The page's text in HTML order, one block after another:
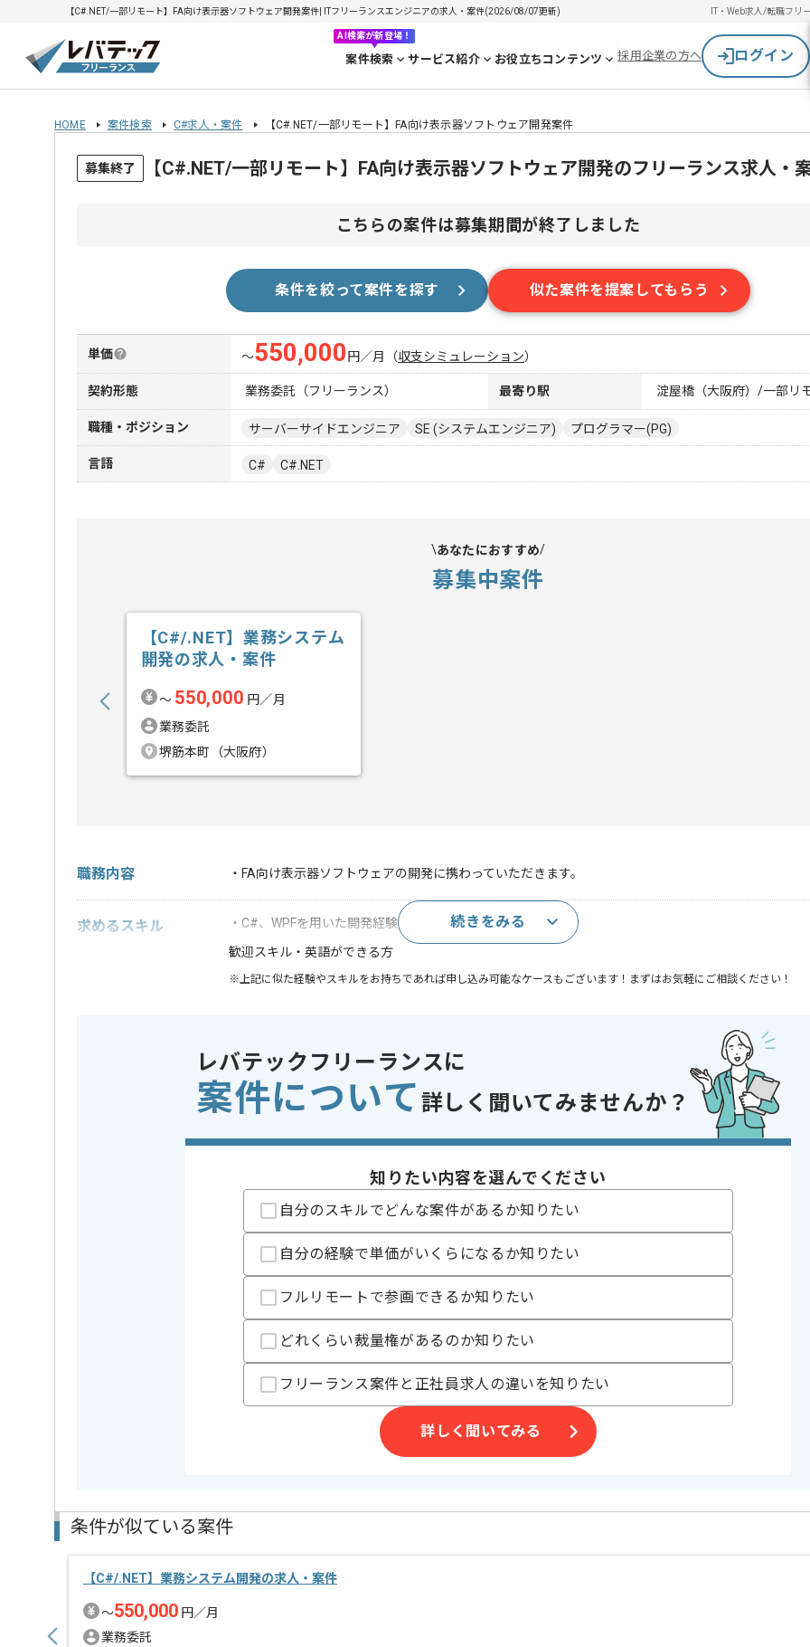
【C#.NET/一部リモート】FA向け表示器ソフトウェア開発案件| ITフリーランスエンジニアの求人・案件(2026/08/07更新) IT・Web求人/転職フリ
AI検索が新登場！
案件検索 サービス紹介 お役立ちコンテンツ 採用企業の方へ ログイン
HOME 案件検索 C#求人・案件 【C#.NET/一部リモート】FA向け表示器ソフトウェア開発案件
募集終了 【C#.NET/一部リモート】FA向け表示器ソフトウェア開発のフリーランス求人・
こちらの案件は募集期間が終了しました
条件を絞って案件を探す 似た案件を提案してもらう
単価 〜550,000 円／月 （収支シミュレーション）
契約形態 業務委託（フリーランス） 最寄り駅 淀屋橋（大阪府）/一部リ
職種・ポジション サーバーサイドエンジニア SE (システムエンジニア) プログラマー(PG)
言語 C# C#.NET
あなたにおすすめ
募集中案件
【C#/.NET】業務システム
開発の求人・案件
〜 550,000 円／月
業務委託
堺筋本町（大阪府）
職務内容 ・FA向け表示器ソフトウェアの開発に携わっていただきます。
求めるスキル
・C#、WPFを用いた開発経験
歓迎スキル ・英語ができる方
※上記に似た経験やスキルをお持ちであれば申し込み可能なケースもございます！まずはお気軽にご相談ください！
特徴
精算条件
有
支払いサイト
15日
一部リモートワークが可能な長期案件です。
これまでのご経験を活かしていきたい方におすすめでございます。
続きをみる
レバテックフリーランスに
案件について 詳しく聞いてみませんか？
知りたい内容を選んでください
自分のスキルでどんな案件があるか知りたい
自分の経験で単価がいくらになるか知りたい
フルリモートで参画できるか知りたい
どれくらい裁量権があるのか知りたい
フリーランス案件と正社員求人の違いを知りたい
詳しく聞いてみる
条件が似ている案件
【C#/.NET】業務システム開発の求人・案件
〜550,000 円／月
業務委託